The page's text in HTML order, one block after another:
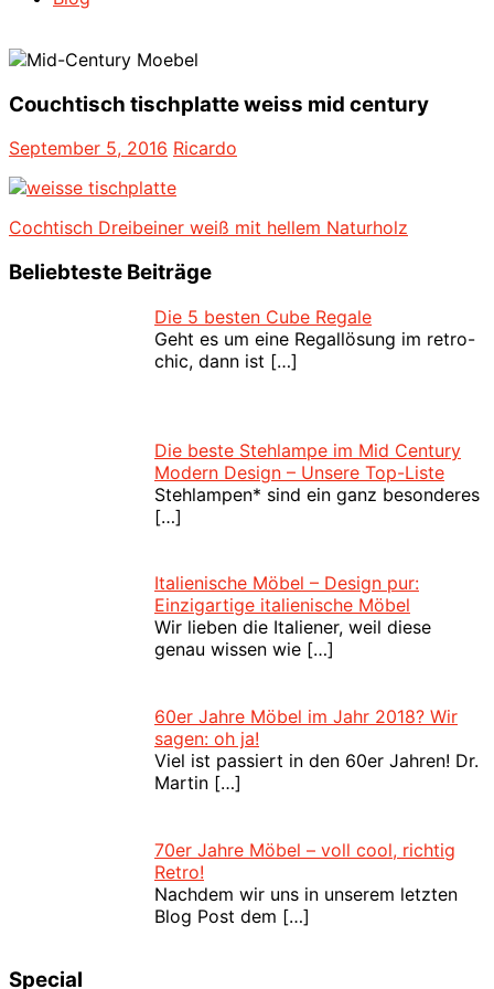
Couchtisch tischplatte weiss mid century
September 5, 2016 Ricardo
Beitragsnavigation
Vorheriger
Cochtisch Dreibeiner weiß mit hellem Naturholz
Beliebteste Beiträge
Die 5 besten Cube Regale
Geht es um eine Regallösung im retro-
chic, dann ist […]
Die beste Stehlampe im Mid Century
Modern Design – Unsere Top-Liste
Stehlampen* sind ein ganz besonderes
[…]
Italienische Möbel – Design pur:
Einzigartige italienische Möbel
Wir lieben die Italiener, weil diese
genau wissen wie […]
60er Jahre Möbel im Jahr 2018? Wir
sagen: oh ja!
Viel ist passiert in den 60er Jahren! Dr.
Martin […]
70er Jahre Möbel – voll cool, richtig
Retro!
Nachdem wir uns in unserem letzten
Blog Post dem […]
Special